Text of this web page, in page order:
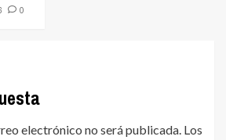
0
electrónico no será publicada. Los